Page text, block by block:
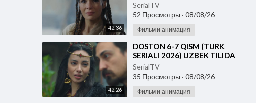
42:36
SerialTV
52 Просмотры · 08/08/26
Фильм и анимация
42:26
⁣DOSTON 6-7 QISM (TURK
SERIALI 2026) UZBEK TILIDA
SerialTV
35 Просмотры · 08/08/26
Фильм и анимация